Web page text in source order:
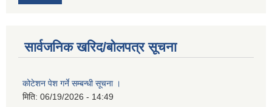
सार्वजनिक खरिद/बोलपत्र सूचना
कोटेशन पेश गर्ने सम्बन्धी सूचना ।
मिति: 06/19/2026 - 14:49